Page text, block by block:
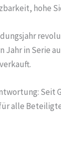
hohe
in Serie
alle